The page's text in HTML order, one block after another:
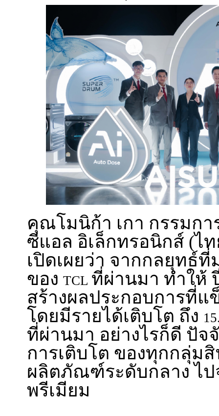
คุณโมนิก้า เกา กรรมก
ซีแอล อิเล็กทรอนิกส์ (ไ
เปิดเผยว่า จากกลยุทธ์
ของ TCL ที่ผ่านมา ทำให้
สร้างผลประกอบการที่แ
โดยมีรายได้เติบโต ถึง
ที่ผ่านมา อย่างไรก็ดี ปั
การเติบโต ของทุกกลุ่ม
ผลิตภัณฑ์ระดับกลาง ไป
พรีเมียม